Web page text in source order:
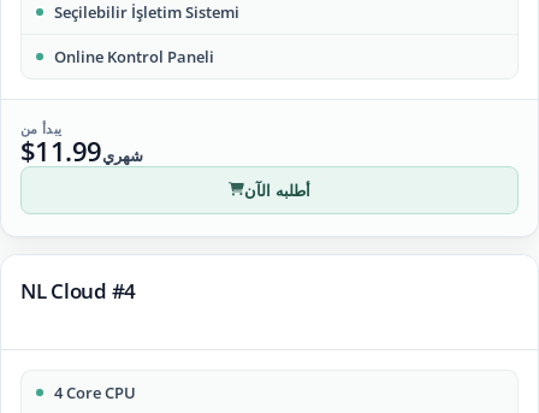
Seçilebilir İşletim Sistemi
Online Kontrol Paneli
يبدأ من
$11.99شهري
أطلبه الآن
NL Cloud #4
4 Core CPU